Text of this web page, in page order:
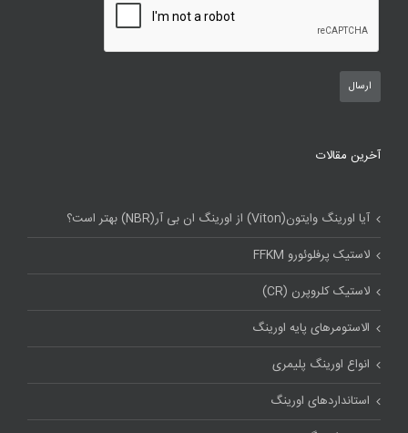
آخرین مقالات
آیا اورینگ وایتون(Viton) از اورینگ ان بی آر(NBR) بهتر است؟
لاستیک پرفلوئورو FFKM
لاستیک کلروپرن (CR)
الاستومرهای پایه اورینگ
انواع اورینگ پلیمری
استاندارد‌های اورینگ